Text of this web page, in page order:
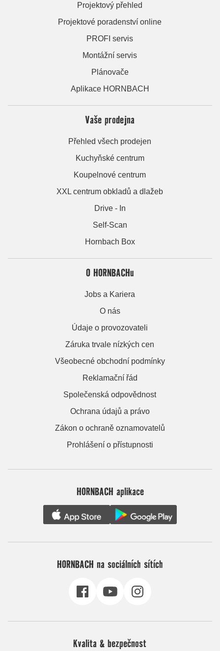
Projektový přehled
Projektové poradenství online
PROFI servis
Montážní servis
Plánovače
Aplikace HORNBACH
Vaše prodejna
Přehled všech prodejen
Kuchyňské centrum
Koupelnové centrum
XXL centrum obkladů a dlažeb
Drive - In
Self-Scan
Hornbach Box
O HORNBACHu
Jobs a Kariera
O nás
Údaje o provozovateli
Záruka trvale nízkých cen
Všeobecné obchodní podmínky
Reklamační řád
Společenská odpovědnost
Ochrana údajů a právo
Zákon o ochraně oznamovatelů
Prohlášení o přístupnosti
HORNBACH aplikace
HORNBACH na sociálních sítích
Kvalita & bezpečnost